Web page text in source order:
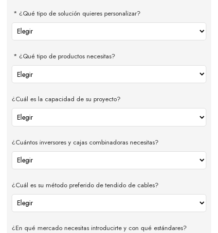
¿Qué tipo de solución quieres personalizar?
¿Qué tipo de productos necesitas?
¿Cuál es la capacidad de su proyecto?
¿Cuántos inversores y cajas combinadoras necesitas?
¿Cuál es su método preferido de tendido de cables?
¿En qué mercado necesitas introducirte y con qué estándares?